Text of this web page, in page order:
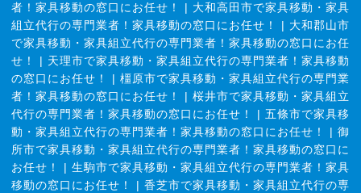
者！家具移動の窓口にお任せ！
| 大和高田市で家具移動・家具
組立代行の専門業者！家具移動の窓口にお任せ！
| 大和郡山市
で家具移動・家具組立代行の専門業者！家具移動の窓口にお任
せ！
| 天理市で家具移動・家具組立代行の専門業者！家具移動
の窓口にお任せ！
| 橿原市で家具移動・家具組立代行の専門業
者！家具移動の窓口にお任せ！
| 桜井市で家具移動・家具組立
代行の専門業者！家具移動の窓口にお任せ！
| 五條市で家具移
動・家具組立代行の専門業者！家具移動の窓口にお任せ！
| 御
所市で家具移動・家具組立代行の専門業者！家具移動の窓口に
お任せ！
| 生駒市で家具移動・家具組立代行の専門業者！家具
移動の窓口にお任せ！
| 香芝市で家具移動・家具組立代行の専